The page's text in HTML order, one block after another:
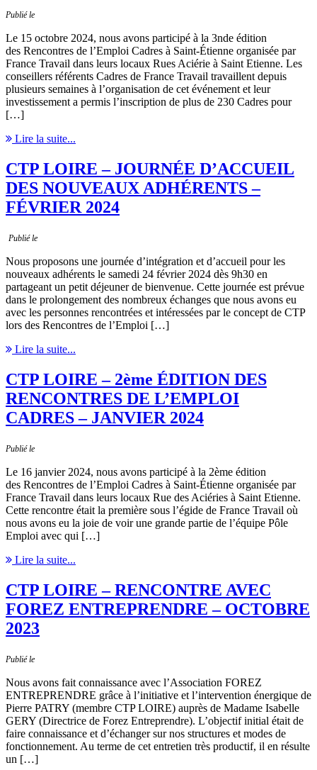
Publié le
Le 15 octobre 2024, nous avons participé à la 3nde édition
des Rencontres de l’Emploi Cadres à Saint-Étienne organisée par
France Travail dans leurs locaux Rues Aciérie à Saint Etienne. Les
conseillers référents Cadres de France Travail travaillent depuis
plusieurs semaines à l’organisation de cet événement et leur
investissement a permis l’inscription de plus de 230 Cadres pour
[…]
Lire la suite...
CTP LOIRE – JOURNÉE D’ACCUEIL
DES NOUVEAUX ADHÉRENTS –
FÉVRIER 2024
Publié le
Nous proposons une journée d’intégration et d’accueil pour les
nouveaux adhérents le samedi 24 février 2024 dès 9h30 en
partageant un petit déjeuner de bienvenue. Cette journée est prévue
dans le prolongement des nombreux échanges que nous avons eu
avec les personnes rencontrées et intéressées par le concept de CTP
lors des Rencontres de l’Emploi […]
Lire la suite...
CTP LOIRE – 2ème ÉDITION DES
RENCONTRES DE L’EMPLOI
CADRES – JANVIER 2024
Publié le
Le 16 janvier 2024, nous avons participé à la 2ème édition
des Rencontres de l’Emploi Cadres à Saint-Étienne organisée par
France Travail dans leurs locaux Rue des Aciéries à Saint Etienne.
Cette rencontre était la première sous l’égide de France Travail où
nous avons eu la joie de voir une grande partie de l’équipe Pôle
Emploi avec qui […]
Lire la suite...
CTP LOIRE – RENCONTRE AVEC
FOREZ ENTREPRENDRE – OCTOBRE
2023
Publié le
Nous avons fait connaissance avec l’Association FOREZ
ENTREPRENDRE grâce à l’initiative et l’intervention énergique de
Pierre PATRY (membre CTP LOIRE) auprès de Madame Isabelle
GERY (Directrice de Forez Entreprendre). L’objectif initial était de
faire connaissance et d’échanger sur nos structures et modes de
fonctionnement. Au terme de cet entretien très productif, il en résulte
un […]